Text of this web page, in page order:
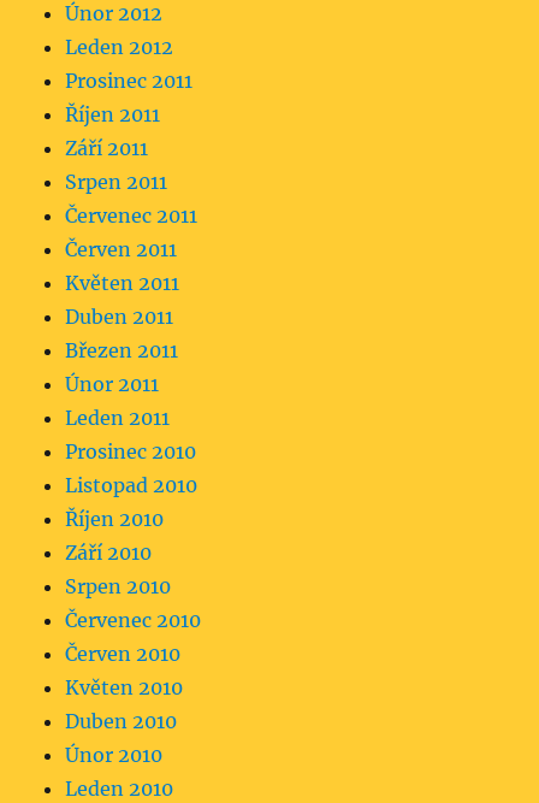
Únor 2012
Leden 2012
Prosinec 2011
Říjen 2011
Září 2011
Srpen 2011
Červenec 2011
Červen 2011
Květen 2011
Duben 2011
Březen 2011
Únor 2011
Leden 2011
Prosinec 2010
Listopad 2010
Říjen 2010
Září 2010
Srpen 2010
Červenec 2010
Červen 2010
Květen 2010
Duben 2010
Únor 2010
Leden 2010